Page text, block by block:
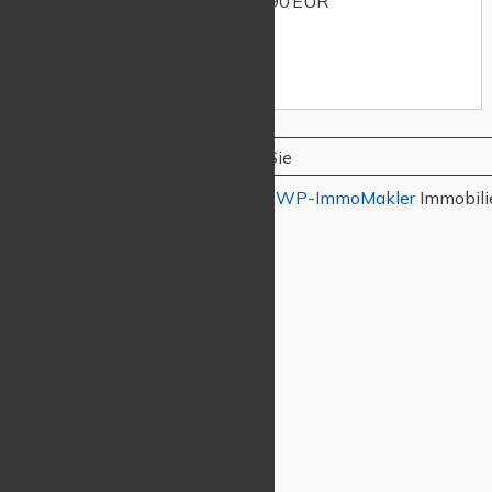
Wir haben 3 Ergebnisse für Sie
Darstellung der Immobilien mit WP-ImmoMakler